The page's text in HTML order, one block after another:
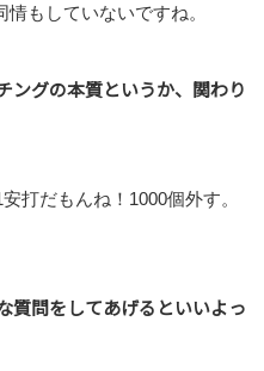
もしていないですね。
グの本質というか、関わり
打だもんね！1000個外す。
問をしてあげるといいよっ